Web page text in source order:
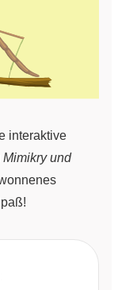
interaktive
Mimikry und